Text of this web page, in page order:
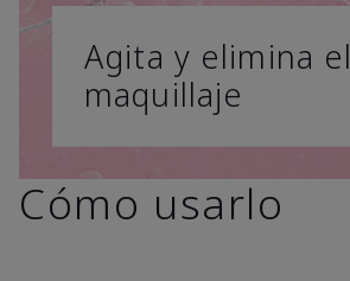
Agita y elimina el
maquillaje
Cómo usarlo